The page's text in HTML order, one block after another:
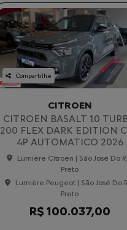
Compartilhe
CITROEN
CITROEN BASALT 1.0
200 FLEX DARK EDITION
4P AUTOMATICO 2026
Lumière Citroën | São José Do
Preto
Lumière Peugeot | São José Do
Preto
R$ 100.037,00